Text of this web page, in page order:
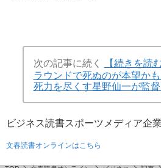
次の記事に続く
【続きを読
ラウンドで死ぬのが本望かも
死力を尽くす星野仙一が監
ビジネス読書スポーツ メディア企業
文春読書オンラインはこちら